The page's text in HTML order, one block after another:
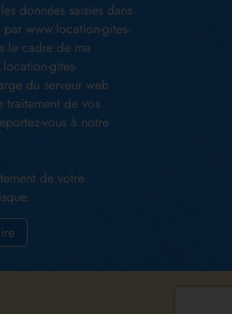
données saisies dans
www.location-gites-
le cadre de ma
gites-
du serveur web
de vos
vous à notre
de votre